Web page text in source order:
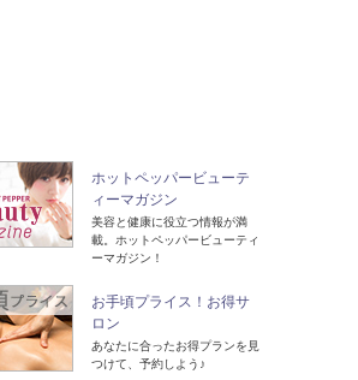
ホットペッパービューテ
ィーマガジン
美容と健康に役立つ情報が満
載。ホットペッパービューティ
ーマガジン！
お手頃プライス！お得サ
ロン
あなたに合ったお得プランを見
つけて、予約しよう♪